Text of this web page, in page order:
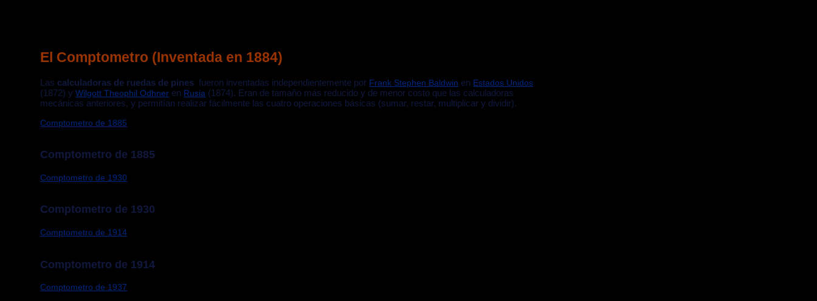
El Comptometro (Inventada en 1884)
Las calculadoras de ruedas de pines fueron inventadas independientemente por Frank Stephen Baldwin en Estados Unidos
(1872) yWilgott Theophil Odhner en Rusia (1874). Eran de tamaño más reducido y de menor costo que las calculadoras
mecánicas anteriores, y permitían realizar fácilmente las cuatro operaciones básicas (sumar, restar, multiplicar y dividir).
Comptometro de 1885
Comptometro de 1885
Comptometro de 1930
Comptometro de 1930
Comptometro de 1914
Comptometro de 1914
Comptometro de 1937